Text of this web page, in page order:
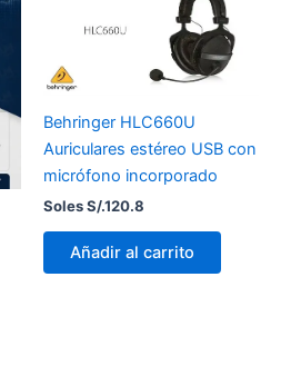
Behringer HLC660U
Auriculares estéreo USB con
micrófono incorporado
Soles S/.120.8
Añadir al carrito